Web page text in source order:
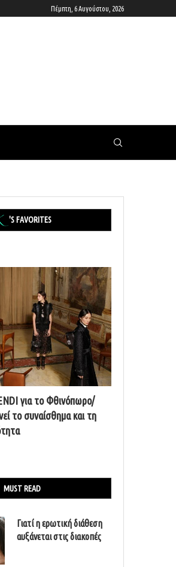
Πέμπτη, 6 Αυγούστου, 2026
'S FAVORITES
για το Φθινόπωρο/
το συναίσθημα και τη
MUST READ
Γιατί η ερωτική διάθεση
αυξάνεται στις διακοπές